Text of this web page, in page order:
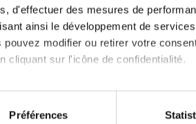
d'effectuer des mesures de
ainsi le développement de
modifier ou retirer votre
cliquant sur l'icône de confidentialité.
également :
localisation géographique qui
Préférences
patients atteints de cancer,
est le spécialiste de
et quantitativement